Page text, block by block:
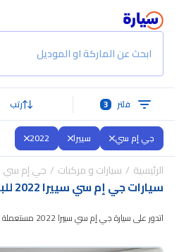
ابحث عن الماركة او الموديل
فلتر 3 رتب
جي إم سي سييرا 2022
الرئيسية سيارات و مركبات جي إم سي
سيارات جي إم سي سييرا 2022 للبيع في السعودية
اتدور على سيارة